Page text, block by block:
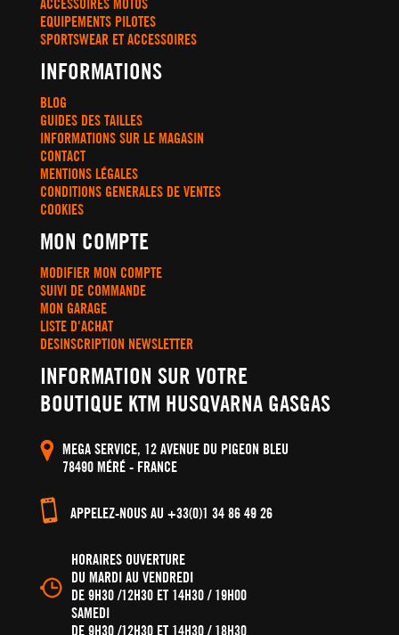
EQUIPEMENTS PILOTES
SPORTSWEAR ET ACCESSOIRES
INFORMATIONS
BLOG
GUIDES DES TAILLES
INFORMATIONS SUR LE MAGASIN
CONTACT
MENTIONS LÉGALES
CONDITIONS GENERALES DE VENTES
COOKIES
MON COMPTE
MODIFIER MON COMPTE
SUIVI DE COMMANDE
MON GARAGE
LISTE D'ACHAT
DESINSCRIPTION NEWSLETTER
INFORMATION SUR VOTRE
BOUTIQUE KTM HUSQVARNA GASGAS
MEGA SERVICE, 12 AVENUE DU PIGEON BLEU
78490 MÉRÉ - FRANCE
APPELEZ-NOUS AU +33(0)1 34 86 49 26
HORAIRES OUVERTURE
DU MARDI AU VENDREDI
DE 9H30 /12H30 ET 14H30 / 19H00
SAMEDI
DE 9H30 /12H30 ET 14H30 / 18H30